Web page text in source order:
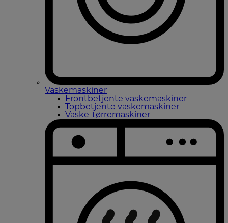
Vaskemaskiner
Frontbetjente vaskemaskiner
Topbetjente vaskemaskiner
Vaske-tørremaskiner